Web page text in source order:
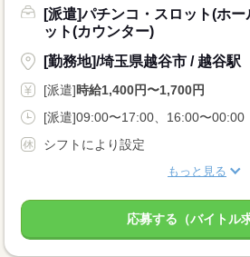
[派遣]パチンコ・スロット(ホ
ット(カウンター)
[勤務地]/埼玉県越谷市 / 越谷駅
[派遣]時給1,400円〜1,700円
[派遣]09:00〜17:00、16:00〜00:00
シフトにより設定
もっと見る
応募する（バイトル